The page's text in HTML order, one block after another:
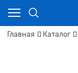
Главная Каталог